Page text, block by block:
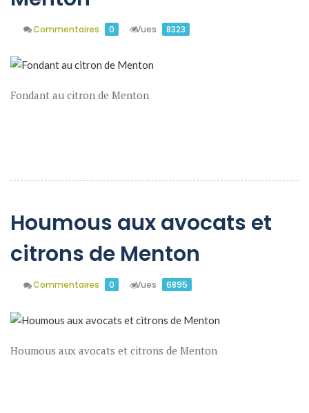
Commentaires 0 Vues 8323
Fondant au citron de Menton
Houmous aux avocats et
citrons de Menton
Commentaires 0 Vues 6895
Houmous aux avocats et citrons de Menton